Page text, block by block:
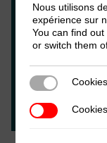
PhD from
prior to
the
Overseas
the
Leone.
Nous utilisons
expérience sur
You can find
or switch them
Cookies
Cookies tiers